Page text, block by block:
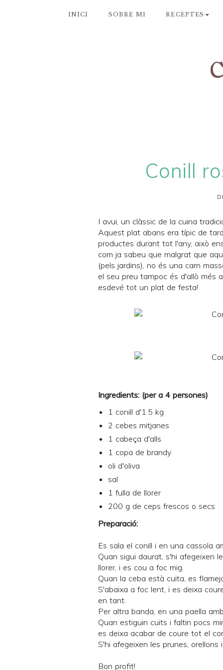
INICI SOBRE MI RECEPTES
Conill
I avui, un clàssic de la cuina
Aquest plat abans era típic de
productes durant tot l'any, això
com ja sabeu que malgrat que
(pels jardins), no és una carn
el seu preu tampoc és d'allò més
esdevé tot un plat de festa!
Ingredients: (per a 4 persones)
1 conill d'1.5 kg
2 cebes mitjanes
1 cabeça d'alls
1 copa de brandy
oli d'oliva
sal
1 fulla de llorer
200 g de ceps frescos o secs
Preparació:
Es sala el conill i en una cassola
Quan sigui daurat, s'hi afegeixen
llorer, i es cou a foc mig.
Quan la ceba està cuita, es
S'abaixa a foc lent, i es deixa
en tant.
Per altra banda, en una paella
Quan estiguin cuits i faltin pocs
es deixa acabar de coure tot el
S'hi afegeixen les prunes,
Bon profit!